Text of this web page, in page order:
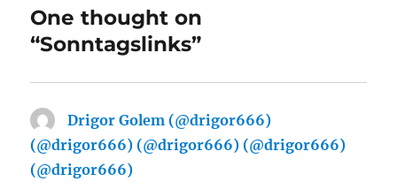
One thought on
“Sonntagslinks”
Drigor Golem (@drigor666)
(@drigor666) (@drigor666) (@drigor666)
(@drigor666)